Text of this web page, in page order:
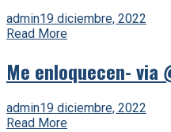
admin19 diciembre, 2022
Read More
Me enloquecen- via
admin19 diciembre, 2022
Read More